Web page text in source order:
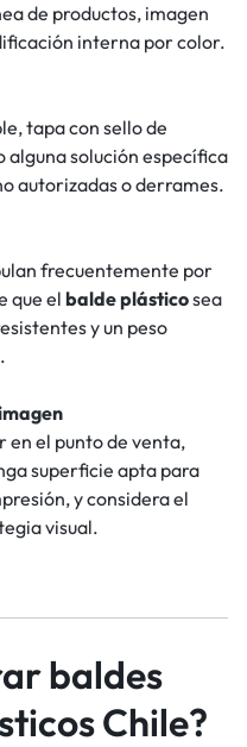
de productos, imagen
interna por color.
tapa con sello de
alguna solución específica
autorizadas o derrames.
frecuentemente por
que el balde plásticosea
y un peso
en el punto de venta,
superficie apta para
y considera el
visual.
baldes
Chile?